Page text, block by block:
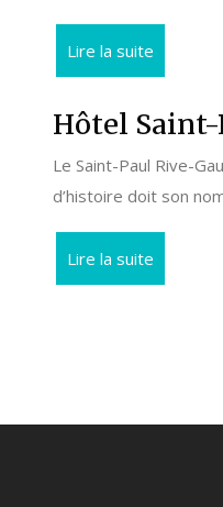
Lire la suite
Hôtel Saint-
Le Saint-Paul Rive-
d’histoire doit son
Lire la suite